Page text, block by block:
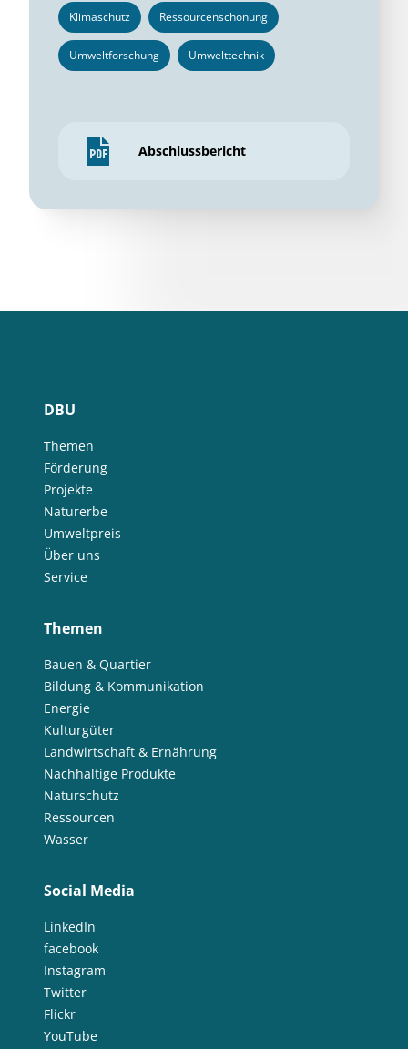
Klimaschutz Ressourcenschonung
Umweltforschung Umwelttechnik
Abschlussbericht
DBU
Themen
Förderung
Projekte
Naturerbe
Umweltpreis
Über uns
Service
Themen
Bauen & Quartier
Bildung & Kommunikation
Energie
Kulturgüter
Landwirtschaft & Ernährung
Nachhaltige Produkte
Naturschutz
Ressourcen
Wasser
Social Media
LinkedIn
facebook
Instagram
Twitter
Flickr
YouTube